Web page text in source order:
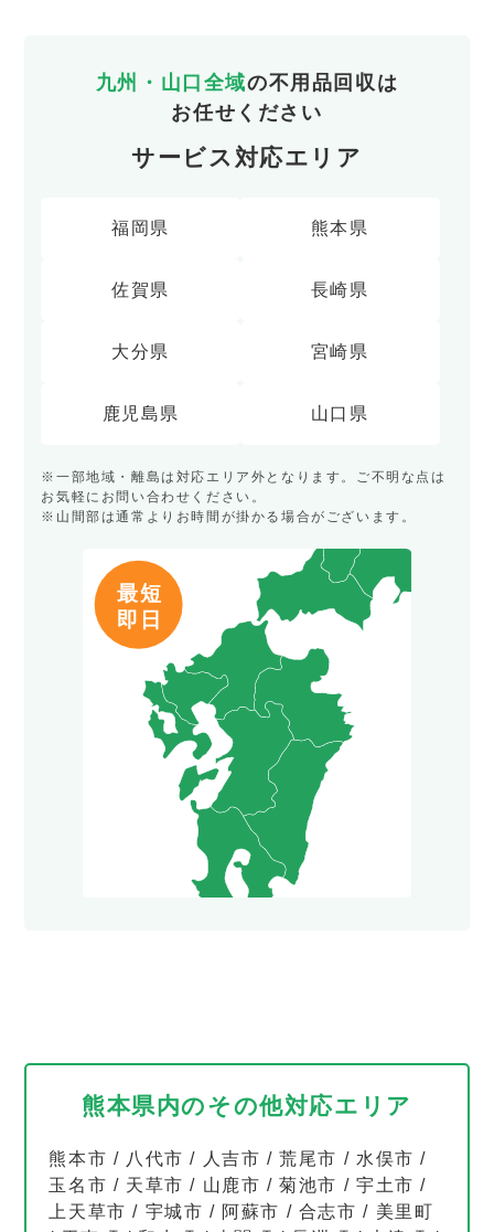
九州・山口全域の不用品回収は
お任せください
サービス対応エリア
福岡県 熊本県
佐賀県 長崎県
大分県 宮崎県
鹿児島県 山口県
※一部地域・離島は対応エリア外となります。ご不明な点は
お気軽にお問い合わせください。
※山間部は通常よりお時間が掛かる場合がございます。
熊本県内のその他対応エリア
熊本市 / 八代市 / 人吉市 /荒尾市 / 水俣市 /
玉名市 / 天草市 / 山鹿市 /菊池市 / 宇土市 /
上天草市 / 宇城市 / 阿蘇市 / 合志市 / 美里町